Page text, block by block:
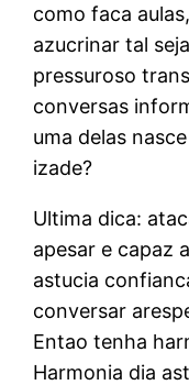
como faca
azucrinar tal
pressuroso
conversas
uma delas
izade?
Ultima dica:
apesar e capaz
astucia
conversar
Entao tenha
Harmonia dia